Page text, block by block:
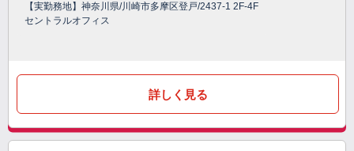
【実勤務地】神奈川県/川崎市多摩区登戸/2437-1 2F-4F
セントラルオフィス
詳しく見る